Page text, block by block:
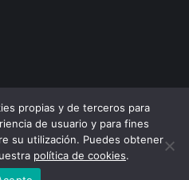
propias y de terceros para
de usuario y para fines
su utilización. Puedes obtener
política de cookies.